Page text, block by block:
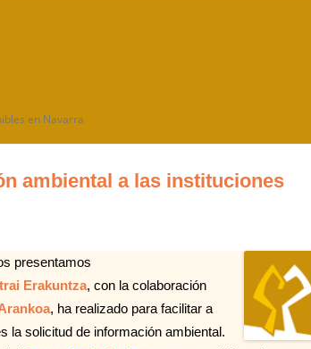
en Navarra
ambiental a las instituciones
presentamos
Erakuntza, con la colaboración
, ha realizado para facilitar a
la solicitud de información ambiental.